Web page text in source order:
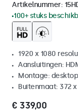
Artikelnummer:
100+ stuks
1920 x 1080
Aansluitingen:
Montage:
Buitenmaat: 372
€ 339,00